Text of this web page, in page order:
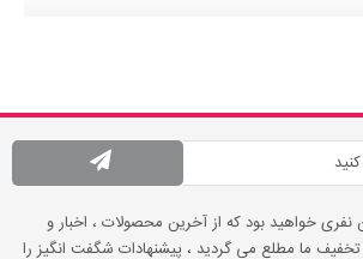
نفری خواهید بود که از آخرین محصولات ، اخبار و
ما مطلع می گردید ، پیشنهادات شگفت انگیز را